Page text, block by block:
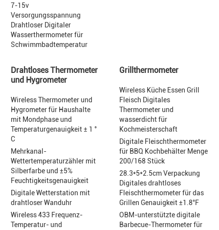
7-15v
Versorgungsspannung
Drahtloser Digitaler
Wasserthermometer für
Schwimmbadtemperatur
Drahtloses Thermometer
und Hygrometer
Wireless Thermometer und
Hygrometer für Haushalte
mit Mondphase und
Temperaturgenauigkeit ± 1 °
C
Mehrkanal-
Wettertemperaturzähler mit
Silberfarbe und ±5%
Feuchtigkeitsgenauigkeit
Digitale Wetterstation mit
drahtloser Wanduhr
Wireless 433 Frequenz-
Temperatur- und
Grillthermometer
Wireless Küche Essen Grill
Fleisch Digitales
Thermometer und
wasserdicht für
Kochmeisterschaft
Digitale Fleischthermometer
für BBQ Kochbehälter Menge
200/168 Stück
28.3*5*2.5cm Verpackung
Digitales drahtloses
Fleischthermometer für das
Grillen Genauigkeit ±1.8°F
OBM-unterstützte digitale
Barbecue-Thermometer für